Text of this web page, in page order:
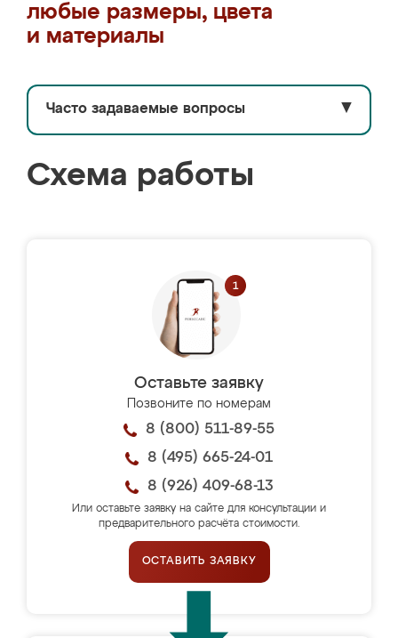
любые размеры, цвета
и материалы
Часто задаваемые вопросы ▼
Схема работы
Оставьте заявку
Позвоните по номерам
8 (800) 511-89-55
8 (495) 665-24-01
8 (926) 409-68-13
Или оставьте заявку на сайте для консультации и
предварительного расчёта стоимости.
ОСТАВИТЬ ЗАЯВКУ